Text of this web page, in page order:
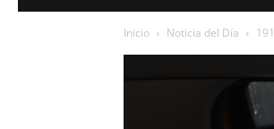
Inicio Noticia del Día